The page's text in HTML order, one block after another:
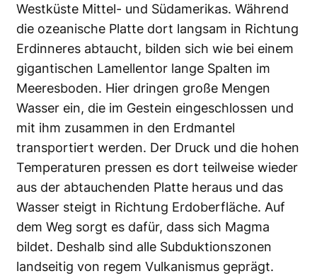
Westküste Mittel- und Südamerikas. Während
die ozeanische Platte dort langsam in Richtung
Erdinneres abtaucht, bilden sich wie bei einem
gigantischen Lamellentor lange Spalten im
Meeresboden. Hier dringen große Mengen
Wasser ein, die im Gestein eingeschlossen und
mit ihm zusammen in den Erdmantel
transportiert werden. Der Druck und die hohen
Temperaturen pressen es dort teilweise wieder
aus der abtauchenden Platte heraus und das
Wasser steigt in Richtung Erdoberfläche. Auf
dem Weg sorgt es dafür, dass sich Magma
bildet. Deshalb sind alle Subduktionszonen
landseitig von regem Vulkanismus geprägt.